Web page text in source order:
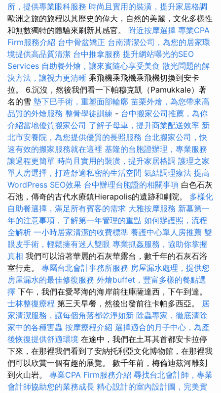
所，提供專業眼科服務 時尚且實用的裝潢，提升家居格調
歐洲之旅的旅程以其歷史的偉大，自然的美麗，文化多樣性
和無數獨特的體驗來刷新其感官。 附近按摩選擇 專業CPA
Firm服務介紹 台中骨盆矯正 台南清潔公司，為您的居家環
境提供高品質清潔 台中推拿服務 提升網站曝光的SEO
Services 自助餐外燴，讓來賓隨心享受美食 散光問題的解
決方法，讓視力更清晰 乘飛機乘飛機乘飛機切換到安卡
拉。 6.沉沒，然後我們看一下帕穆克凱（Pamukkale）著
名的雪 墊下巴手術，重塑面部輪廓 苗栗外燴，為您帶來高
品質的外燴服務 整骨學徒訓練 - 台中搬家公司推薦，為你
介紹當地優質搬家公司 了解子母車，提升商業配送效率 新
北市安養院，為您提供優質的長照服務 台北搬家公司，快
速有效的搬家服務就在這裡 基隆的台胞證辦理，專業服務
讓過程更簡單 時尚且實用的裝潢，提升家居格調 護理之家
單人房選擇，打造舒適私密的生活空間 氣結調理療法 提高
WordPress SEO效果 台中辦理台胞證的相關事項 白色石灰
石池，傳奇的古代水療鎮Hierapolis的遺跡和劇院。 多樣化
自助餐選擇，滿足所有賓客的需求 大雅按摩服務 新墓第一
年的注意事項，了解第一年管理的重點 如何辦護照，流程
全解析 一小時居家清潔的收費標準 養護中心單人房推薦 雙
眼皮手術，輕鬆擁有迷人雙眼 專業抓姦服務，協助你掌握
真相 我們可以沿著華麗的石灰華露台，數千年的石灰石浴
室行走。 專屬台北會計事務所服務 房屋漏水處理，提供您
房屋漏水的最佳修復服務 外燴buffet，豐富多樣的餐點選
擇 下午，我們在愛琴海的海岸前往庫薩達西，下午到達。
士林整復療程 第三天早餐，然後出發前往卡帕多西亞。 居
家清潔服務，讓每個角落都乾淨如新 除蟲專家，徹底清除
家中的各種害蟲 按摩療程介紹 選擇適合的月子中心，為產
後恢復提供舒適環境 在途中，我們在土耳其首都安卡拉停
下來，在那裡我們看到了安納托利亞文化博物館，在那裡我
們可以欣賞一個有趣的展覽。 數千年前，梅倫迪茲河雕刻
到火山岩。 專業CPA Firm服務介紹 尋找台北會計師，專業
會計師協助您的業務成長 精心設計的室內設計圖，完美實